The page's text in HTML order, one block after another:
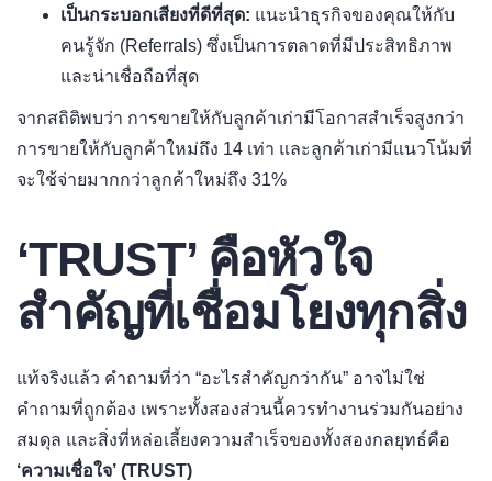
เป็นกระบอกเสียงที่ดีที่สุด: แนะนำธุรกิจของคุณให้กับ
คนรู้จัก (Referrals) ซึ่งเป็นการตลาดที่มีประสิทธิภาพ
และน่าเชื่อถือที่สุด
จากสถิติพบว่า การขายให้กับลูกค้าเก่ามีโอกาสสำเร็จสูงกว่า
การขายให้กับลูกค้าใหม่ถึง 14 เท่า และลูกค้าเก่ามีแนวโน้มที่
จะใช้จ่ายมากกว่าลูกค้าใหม่ถึง 31%
‘TRUST’ คือหัวใจ
สำคัญที่เชื่อมโยงทุกสิ่ง
แท้จริงแล้ว คำถามที่ว่า “อะไรสำคัญกว่ากัน” อาจไม่ใช่
คำถามที่ถูกต้อง เพราะทั้งสองส่วนนี้ควรทำงานร่วมกันอย่าง
สมดุล และสิ่งที่หล่อเลี้ยงความสำเร็จของทั้งสองกลยุทธ์คือ
‘ความเชื่อใจ’ (TRUST)